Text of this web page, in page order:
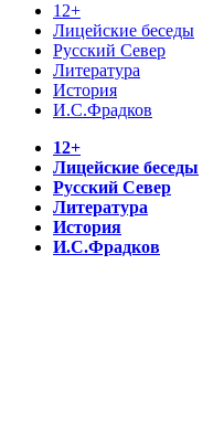
12+
Лицейские беседы
Русский Север
Литература
История
И.С.Фрадков
12+
Лицейские беседы
Русский Север
Литература
История
И.С.Фрадков